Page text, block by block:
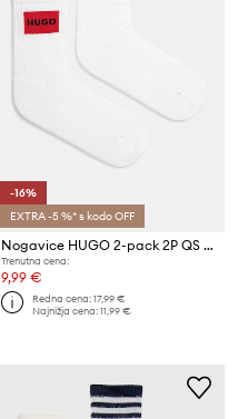
-16%
EXTRA -5 %* s kodo OFF
Nogavice HUGO 2-pack 2P QS RIB LABEL CC W
Trenutna cena:
9,99 €
Redna cena:17,99 €
Najnižja cena:11,99 €